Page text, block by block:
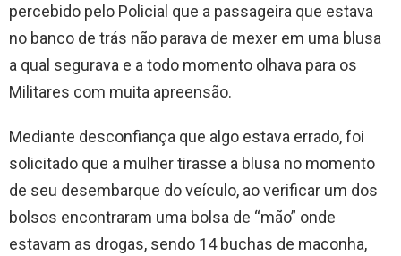
percebido pelo Policial que a passageira que estava
no banco de trás não parava de mexer em uma blusa
a qual segurava e a todo momento olhava para os
Militares com muita apreensão.
Mediante desconfiança que algo estava errado, foi
solicitado que a mulher tirasse a blusa no momento
de seu desembarque do veículo, ao verificar um dos
bolsos encontraram uma bolsa de “mão” onde
estavam as drogas, sendo 14 buchas de maconha,